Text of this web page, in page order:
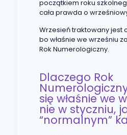
początkiem roku
cała prawda o
Wrzesień traktowany jest
bo właśnie we wrześniu
Rok Numerologiczny.
Dlaczego Rok
się właśnie we
nie w styczniu,
“normalnym”